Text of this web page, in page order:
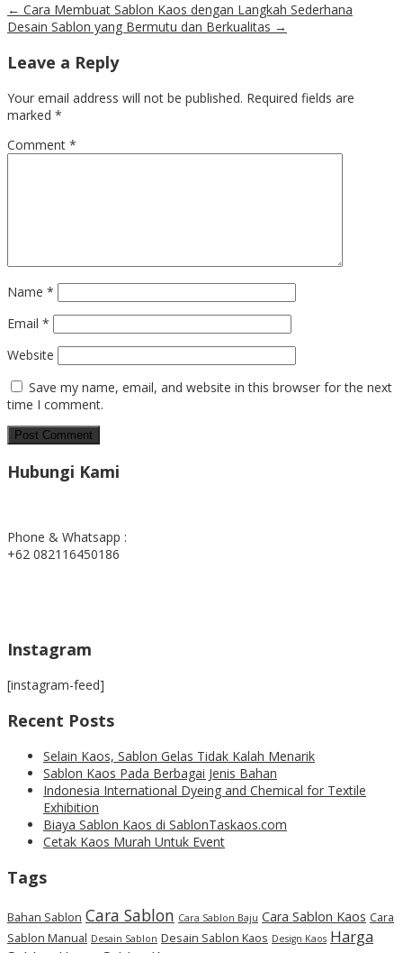
← Cara Membuat Sablon Kaos dengan Langkah Sederhana
Desain Sablon yang Bermutu dan Berkualitas →
Leave a Reply
Your email address will not be published. Required fields are
marked *
Comment *
Name *
Email *
Website
Save my name, email, and website in this browser for the next
time I comment.
Hubungi Kami
Phone & Whatsapp :
+62 082116450186
Instagram
[instagram-feed]
Recent Posts
Selain Kaos, Sablon Gelas Tidak Kalah Menarik
Sablon Kaos Pada Berbagai Jenis Bahan
Indonesia International Dyeing and Chemical for Textile
Exhibition
Biaya Sablon Kaos di SablonTaskaos.com
Cetak Kaos Murah Untuk Event
Tags
Bahan Sablon Cara Sablon Cara Sablon Baju Cara Sablon Kaos Cara
Sablon Manual Desain Sablon Desain Sablon Kaos Design Kaos Harga